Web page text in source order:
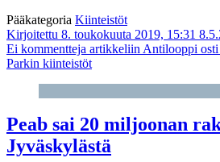
Pääkategoria Kiinteistöt
Kirjoitettu 8. toukokuuta 2019, 15:31
Ei kommentteja artikkeliin Antilooppi
Parkin kiinteistöt
Peab sai 20 miljoonan
Jyväskylästä